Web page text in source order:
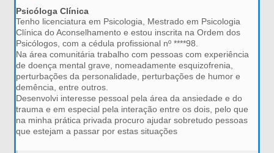
Psicóloga Clínica
Tenho licenciatura em Psicologia, Mestrado em Psicologia
Clínica do Aconselhamento e estou inscrita na Ordem dos
Psicólogos, com a cédula profissional nº ****98.
Na área comunitária trabalho com pessoas com experiência
de doença mental grave, nomeadamente esquizofrenia,
perturbações da personalidade, perturbações de humor e
demência, entre outros.
Desenvolvi interesse pessoal pela área da ansiedade e do
trauma e em especial pela interação entre os dois, pelo que
na minha prática privada procuro ajudar sobretudo pessoas
que estejam a passar por estas situações